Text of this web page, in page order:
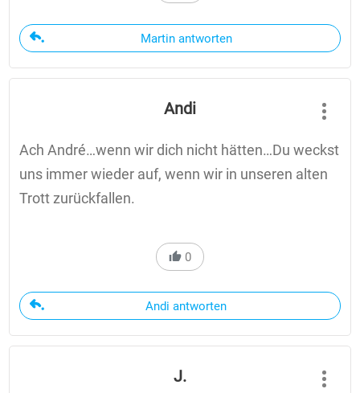
Martin antworten
Andi
Ach André…wenn wir dich nicht hätten…Du weckst
uns immer wieder auf, wenn wir in unseren alten
Trott zurückfallen.
0
Andi antworten
J.